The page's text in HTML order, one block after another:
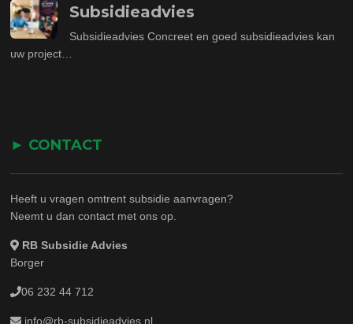
Subsidieadvies
Subsidieadvies Concreet en goed subsidieadvies kan
uw project…
► CONTACT
Heeft u vragen omtrent subsidie aanvragen?
Neemt u dan contact met ons op.
RB Subsidie Advies
Borger
06 232 44 712
info@rb-subsidieadvies.nl